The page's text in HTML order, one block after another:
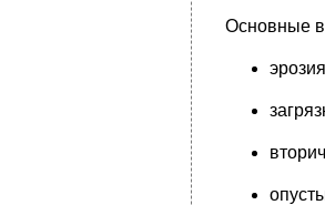
Основные